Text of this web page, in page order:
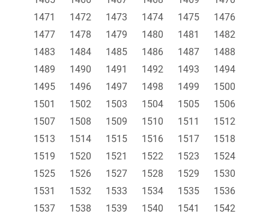
1471
1472 1473 1474 1475
1476
1477
1478 1479 1480 1481
1482
1483
1484 1485 1486 1487
1488
1489
1490 1491 1492 1493
1494
1495
1496 1497 1498 1499
1500
1501
1502 1503 1504 1505
1506
1507
1508 1509 1510 1511
1512
1513
1514 1515 1516 1517
1518
1519
1520 1521 1522 1523
1524
1525
1526 1527 1528 1529
1530
1531
1532 1533 1534 1535
1536
1537
1538 1539 1540 1541
1542